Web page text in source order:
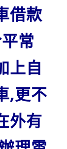
借款
常
上自
,更不
外有